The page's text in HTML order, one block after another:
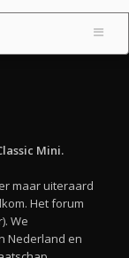
Mini.
maar uiteraard
Het forum
We
Nederland en